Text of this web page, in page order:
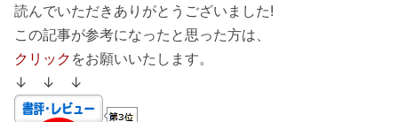
読んでいただきありがとうございました!
この記事が参考になったと思った方は、
クリック をお願いいたします。
↓ ↓ ↓